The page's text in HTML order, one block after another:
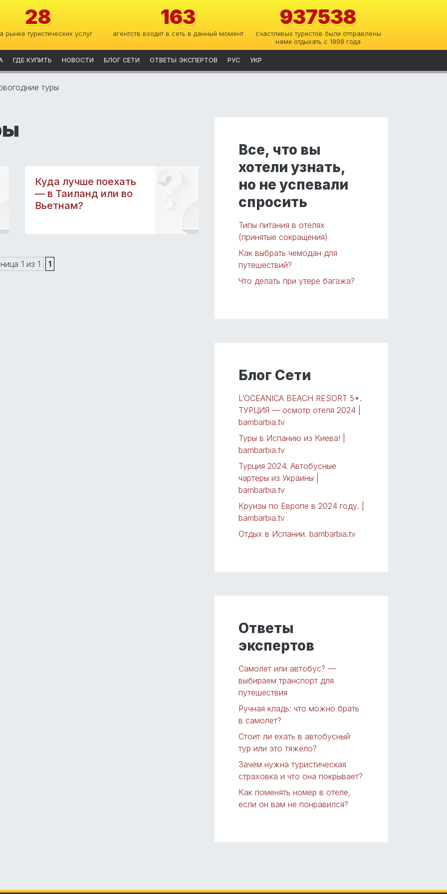
28
рынке туристических услуг
163
агентств входит в сеть в данный момент
937538
счастливых туристов были отправлены
нами отдыхать с 1998 года
ГДЕ КУПИТЬ НОВОСТИ БЛОГ СЕТИ ОТВЕТЫ ЭКСПЕРТОВ РУС УКР
туры
Куда лучше поехать
— в Таиланд или во
Вьетнам?
1 из 1 1
Все, что вы
хотели узнать,
но не успевали
спросить
Типы питания в отелях
(принятые сокращения)
Как выбрать чемодан для
путешествий?
Что делать при утере багажа?
Блог Сети
L’OCEANICA BEACH RESORT 5*.
ТУРЦИЯ — осмотр отеля 2024 |
bambarbia.tv
Туры в Испанию из Киева! |
bambarbia.tv
Турция 2024. Автобусные
чартеры из Украины |
bambarbia.tv
Круизы по Европе в 2024 году. |
bambarbia.tv
Отдых в Испании. bambarbia.tv
Ответы
экспертов
Самолет или автобус? —
выбираем транспорт для
путешествия
Ручная кладь: что можно брать
в самолет?
Стоит ли ехать в автобусный
тур или это тяжело?
Зачем нужна туристическая
страховка и что она покрывает?
Как поменять номер в отеле,
если он вам не понравился?